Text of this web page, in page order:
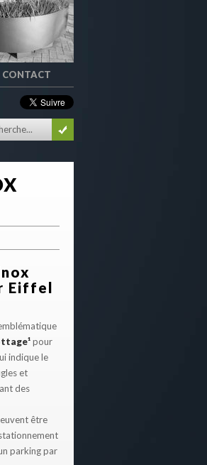
CONTACT
Eiffel
pour
indique le
et
des
être
parking par